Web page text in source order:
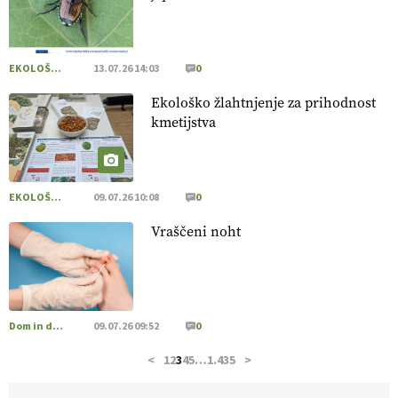
pridelava aronije
v dobrem desetletju zrasla v uspešno
kmetijsko in podjetniško zgodbo.
https://t.co/EulJoSBYMi @EUAgri #IMCAP #CAP
https://t.co/xp1oihBDaJ
[EKOloško = LOGIČNO
Ekološka vina so vse bolj iskana
doma in v tujini
. Zato je ekološka pridelava odlična priložnost
za slovenske vinarje
@EUAgri #IMCAP #CAP https://t.co/01qpoeLyNP
[EKOloško = LOGIČNO
kmetijstva in uspešno prenovo kmetij
https://t.co/RRn8unbwXp @EUAgri #IMCAP #CAP
https://t.co/mnLHFv2VuP
EKOLOŠKO LOGIČNO 13.07.26 14:03 0
Ekološko žlahtnjenje za prihodnost
kmetijstva
EKOLOŠKO LOGIČNO 09.07.26 10:08 0
Vraščeni noht
Dom in družina 09.07.26 09:52 0
< 12345…1.435 >